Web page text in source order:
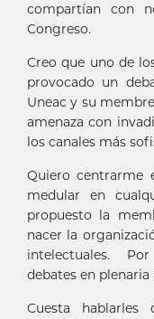
compartían con
Congreso.
Creo que uno de
provocado un
Uneac y su
amenaza con
los canales más
Quiero centrarme
medular en
propuesto la
nacer la
intelectuales.
debates en
Cuesta